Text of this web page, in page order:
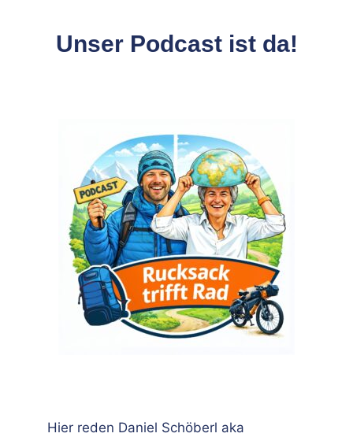
Unser Podcast ist da!
Hier reden Daniel Schöberl aka